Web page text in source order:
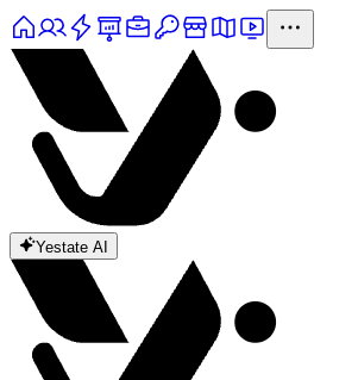
Yestate AI